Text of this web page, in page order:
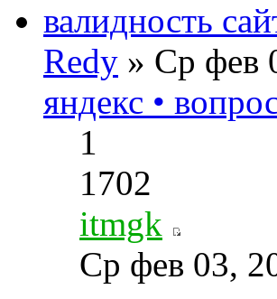
валидность
Redy » Ср фев
яндекс •
1
1702
itmgk
Ср фев 03,